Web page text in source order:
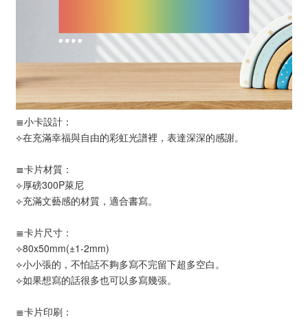
≣小卡設計：
⟣在充滿幸福與自由的彩虹光譜裡，表達深深的感謝。
≣卡片材質：
⟣厚磅300P萊尼
⟣充滿文藝感的材質，適合書寫。
≣卡片尺寸：
⟣80x50mm(±1-2mm)
⟣小小張的，不怕話不夠多寫不完留下超多空白。
⟣如果想寫的話很多也可以多寫幾張。
≣卡片印刷：